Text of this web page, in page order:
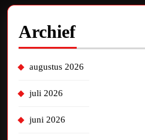
Archief
augustus 2026
juli 2026
juni 2026